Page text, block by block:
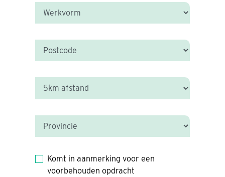
Komt in aanmerking voor een
voorbehouden opdracht